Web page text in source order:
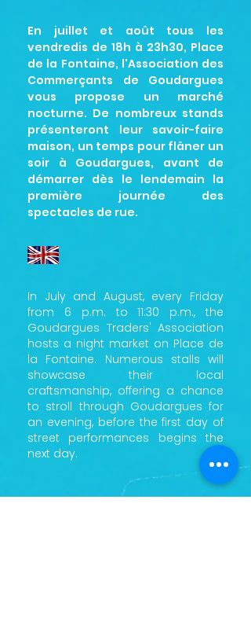
En juillet et août tous les
vendredis de 18h à 23h30, Place
de la Fontaine, l'Association des
Commerçants de Goudargues
vous propose un marché
nocturne. De nombreux stands
présenteront leur savoir-faire
maison, un temps pour flâner un
soir à Goudargues, avant de
démarrer dès le lendemain la
première journée des
spectacles de rue.
In July and August, every Friday
from 6 p.m. to 11:30 p.m., the
Goudargues Traders' Association
hosts a night market on Place de
la Fontaine. Numerous stalls will
showcase their local
craftsmanship, offering a chance
to stroll through Goudargues for
an evening, before the first day of
street performances begins the
next day.